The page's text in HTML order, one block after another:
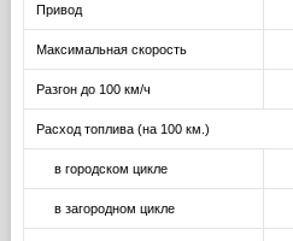
Привод
Максимальная скорость
Разгон до 100 км/ч
Расход топлива (на 100 км.)
в городском цикле
в загородном цикле